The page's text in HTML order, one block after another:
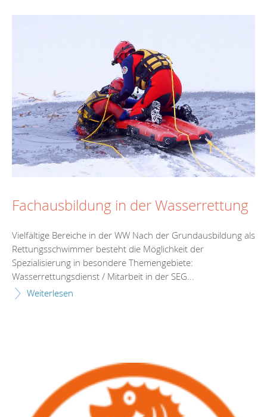
Fachausbildung in der Wasserrettung
Vielfältige Bereiche in der WW Nach der Grundausbildung als
Rettungsschwimmer besteht die Möglichkeit der
Spezialisierung in besondere Themengebiete:
Wasserrettungsdienst / Mitarbeit in der SEG...
Weiterlesen